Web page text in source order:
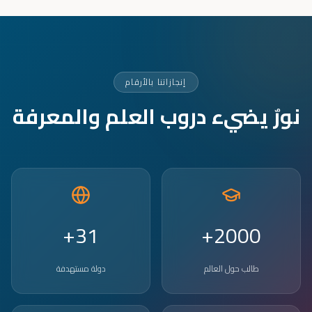
إنجازاتنا بالأرقام
نورٌ يضيء دروب العلم والمعرفة
2000+
طالب حول العالم
31+
دولة مستهدفة